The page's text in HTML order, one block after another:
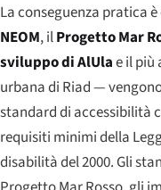
La conseguenza pratica
NEOM, ilProgetto Mar
sviluppo di AlUlae il più
urbana di Riad —
standard di accessibilità
requisiti minimi della
disabilità del 2000. Gli